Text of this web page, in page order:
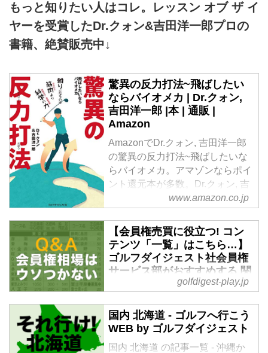
もっと知りたい人はコレ。レッスン オブ ザ イ
ヤーを受賞したDr.クォン&吉田洋一郎プロの
書籍、絶賛販売中↓
驚異の反力打法~飛ばしたい
ならバイオメカ | Dr.クォン,
吉田洋一郎 |本 | 通販 |
Amazon
AmazonでDr.クォン, 吉田洋一郎
の驚異の反力打法~飛ばしたいな
らバイオメカ。アマゾンならポイ
ント還元本が多数。Dr.クォン, 吉
田洋一郎作品ほか、お急ぎ便対象
商品は当日お届けも可能。また驚
異の反力打法~飛ばしたいならバ
イオメカもアマゾン配送商品なら
通常配送無料。
www.amazon.co.jp
【会員権売買に役立つ! コン
テンツ「一覧」はこちら…】
ゴルフダイジェスト社会員権
サービス部がおすすめする 関
東 関西「優良コース」情報 -
フダイジェスト
ゴルフダイジェスト社会員権サー
ビス部は1962年より「会員権取
golfdigest-play.jp
国内 北海道 - ゴルフへ行こう
WEB by ゴルフダイジェスト
国内 北海道 の記事一覧 - 沖縄か